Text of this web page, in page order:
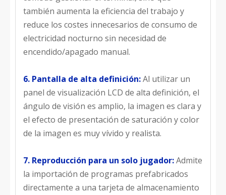
también aumenta la eficiencia del trabajo y
reduce los costes innecesarios de consumo de
electricidad nocturno sin necesidad de
encendido/apagado manual.
6. Pantalla de alta definición:Al utilizar un
panel de visualización LCD de alta definición, el
ángulo de visión es amplio, la imagen es clara y
el efecto de presentación de saturación y color
de la imagen es muy vívido y realista.
7. Reproducción para un solo jugador:Admite
la importación de programas prefabricados
directamente a una tarjeta de almacenamiento